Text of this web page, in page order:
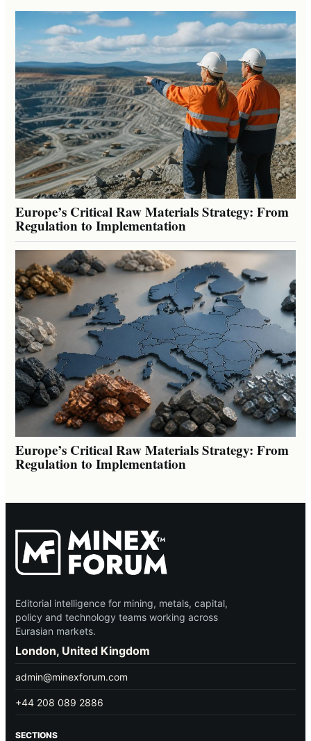
Europe’s Critical Raw Materials Strategy: From
Regulation to Implementation
Europe’s Critical Raw Materials Strategy: From
Regulation to Implementation
Editorial intelligence for mining, metals, capital,
policy and technology teams working across
Eurasian markets.
London, United Kingdom
admin@minexforum.com
+44 208 089 2886
SECTIONS